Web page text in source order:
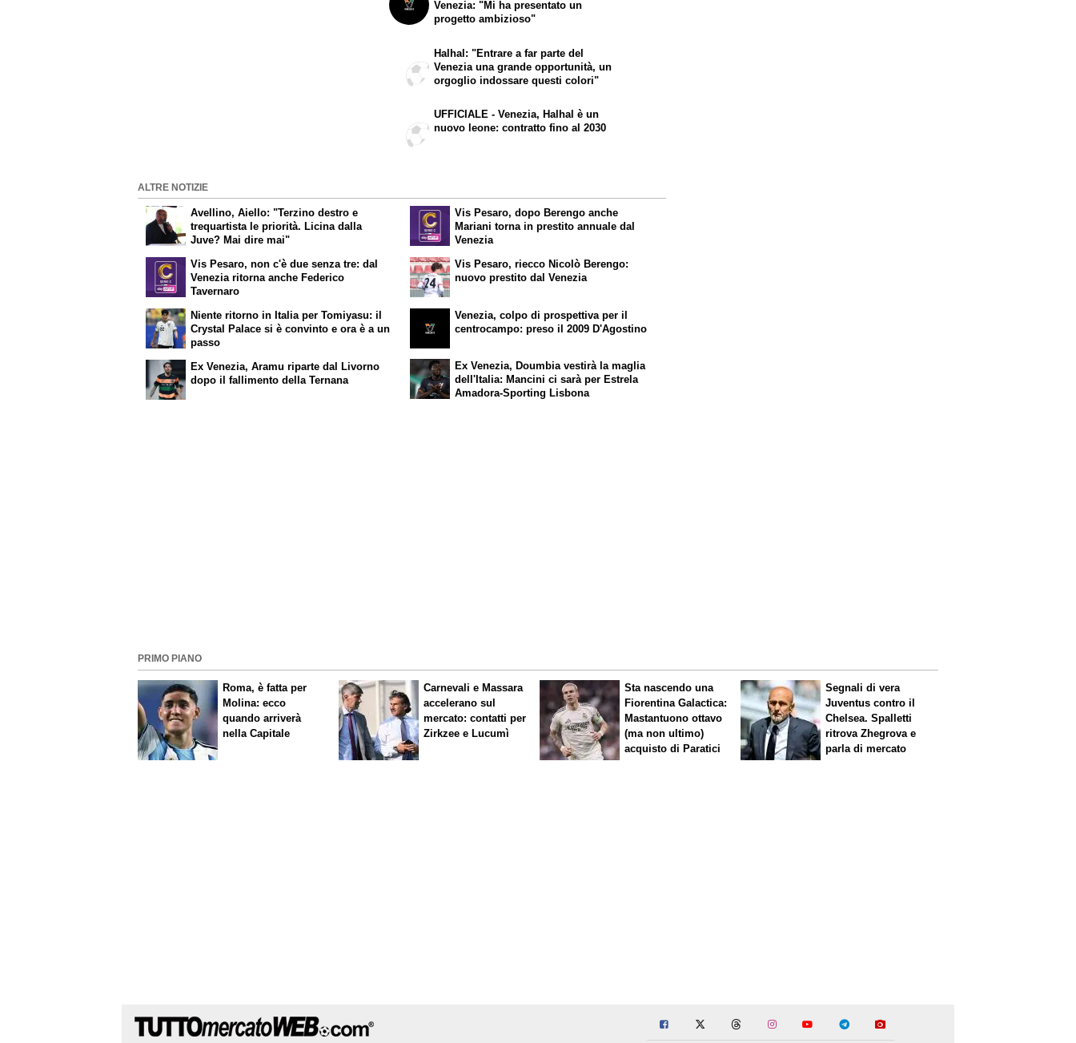
Venezia: "Mi ha presentato un
progetto ambizioso"
Halhal: "Entrare a far parte del
Venezia una grande opportunità, un
orgoglio indossare questi colori"
UFFICIALE - Venezia, Halhal è un
nuovo leone: contratto fino al 2030
ALTRE NOTIZIE
Avellino, Aiello: "Terzino destro e
trequartista le priorità. Licina dalla
Juve? Mai dire mai"
Vis Pesaro, non c'è due senza tre: dal
Venezia ritorna anche Federico
Tavernaro
Vis Pesaro, dopo Berengo anche
Mariani torna in prestito annuale dal
Venezia
Vis Pesaro, riecco Nicolò Berengo:
nuovo prestito dal Venezia
Niente ritorno in Italia per Tomiyasu: il
Crystal Palace si è convinto e ora è a un
passo
Ex Venezia, Aramu riparte dal Livorno
dopo il fallimento della Ternana
Venezia, colpo di prospettiva per il
centrocampo: preso il 2009 D'Agostino
Ex Venezia, Doumbia vestirà la maglia
dell'Italia: Mancini ci sarà per Estrela
Amadora-Sporting Lisbona
PRIMO PIANO
Roma, è fatta per
Molina: ecco
quando arriverà
nella Capitale
Carnevali e Massara
accelerano sul
mercato: contatti per
Zirkzee e Lucumì
Sta nascendo una
FiorentinaGalactica:
Mastantuono ottavo
(ma non ultimo)
acquisto di Paratici
Segnali di vera
Juventus contro il
Chelsea. Spalletti
ritrova Zhegrova e
parla di mercato